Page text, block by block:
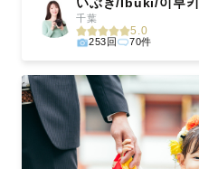
千葉
5.0
253回 70件